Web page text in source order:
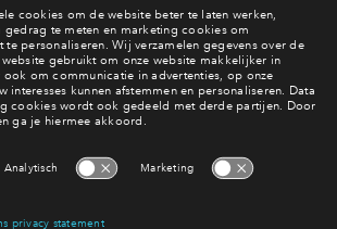
is voor het laatst gewijzigd op 5 februari
aan een jaarlijkse review.
Meld je dan snel aan
hoogte van het belangrijkste nieuws en